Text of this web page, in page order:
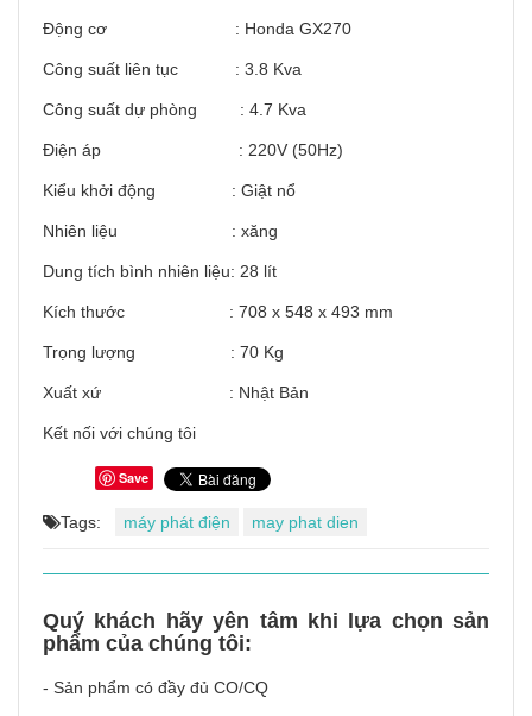
Động cơ : Honda GX270
Công suất liên tục : 3.8 Kva
Công suất dự phòng : 4.7 Kva
Điện áp : 220V (50Hz)
Kiểu khởi động : Giật nổ
Nhiên liệu : xăng
Dung tích bình nhiên liệu: 28 lít
Kích thước : 708 x 548 x 493 mm
Trọng lượng : 70 Kg
Xuất xứ : Nhật Bản
Kết nối với chúng tôi
Save
Tags: máy phát điện may phat dien
Quý khách hãy yên tâm khi lựa chọn sản
phẩm của chúng tôi:
- Sản phẩm có đầy đủ CO/CQ